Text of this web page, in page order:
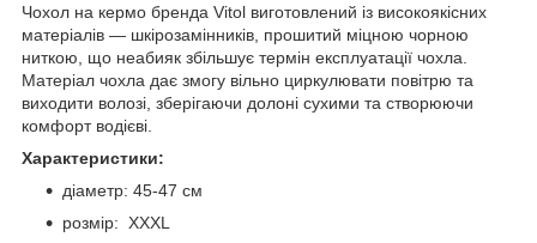
Чохол на кермо бренда Vitol виготовлений із високоякісних
матеріалів — шкірозамінників, прошитий міцною чорною
ниткою, що неабияк збільшує термін експлуатації чохла.
Матеріал чохла дає змогу вільно циркулювати повітрю та
виходити волозі, зберігаючи долоні сухими та створюючи
комфорт водієві.
Характеристики:
діаметр: 45-47 см
розмір: XХXL